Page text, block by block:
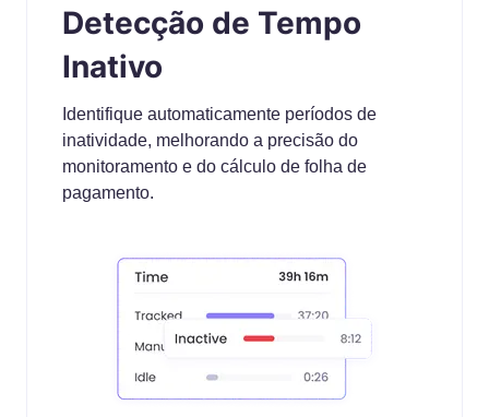
Detecção de Tempo
Inativo
Identifique automaticamente períodos de
inatividade, melhorando a precisão do
monitoramento e do cálculo de folha de
pagamento.